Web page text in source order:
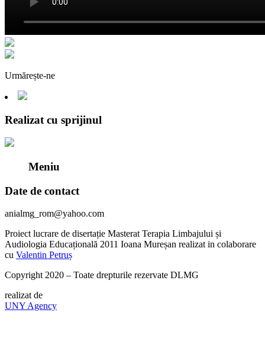
Urmărește-ne
Realizat cu sprijinul
Meniu
Date de contact
anialmg_rom@yahoo.com
Proiect lucrare de disertație Masterat Terapia Limbajului și
Audiologia Educațională 2011 Ioana Mureșan realizat in colaborare
cu Valentin Petruș
Copyright 2020 – Toate drepturile rezervate DLMG
realizat de
UNY Agency